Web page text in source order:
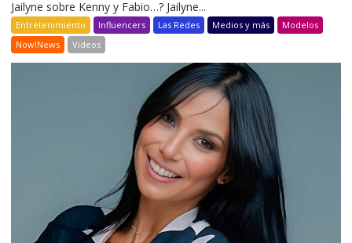
Jailyne sobre Kenny y Fabio…? Jailyne...
Entretenimiento Influencers Las Redes Medios y más
Modelos
Now!News
Videos